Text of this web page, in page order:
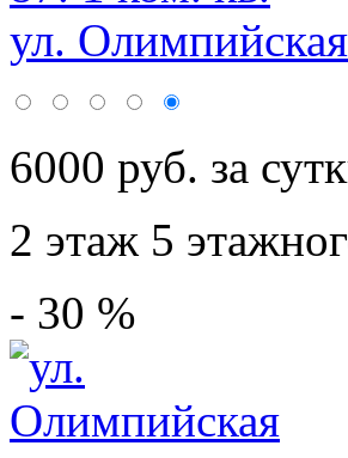
ул.
6000 руб. за
2 этаж 5
- 30 %